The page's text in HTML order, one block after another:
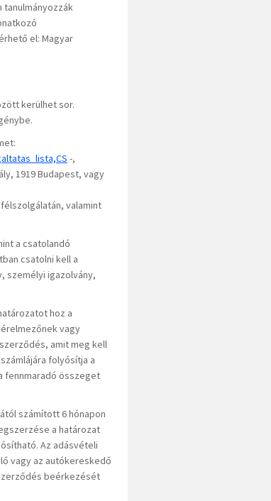
tanulmányozzák
el: Magyar
kerülhet sor.
-,
1919 Budapest, vagy
valamint
a csatolandó
csatolni kell a
személyi igazolvány,
hoz a
vagy
amit meg kell
folyósítja a
fennmaradó összeget
számított 6 hónapon
a határozat
Az adásvételi
vagy az autókereskedő
beérkezését